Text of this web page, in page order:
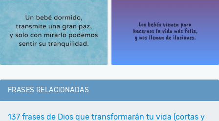
FRASES RELACIONADAS
137 frases de Dios que transformarán tu vida (cortas y